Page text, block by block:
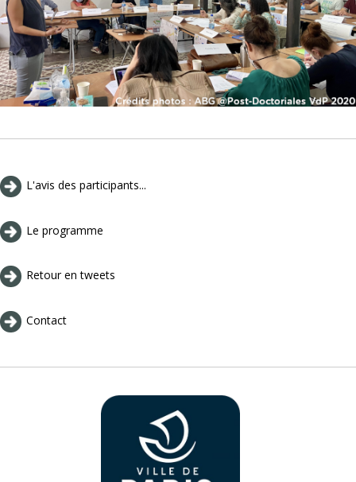
L'avis des participants...
Le programme
Retour en tweets
Contact